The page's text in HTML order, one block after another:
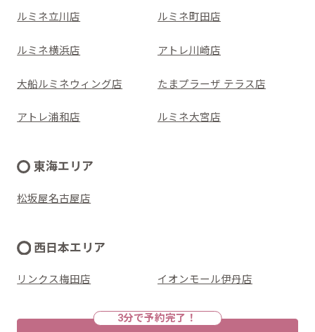
ルミネ立川店 ルミネ町田店
ルミネ横浜店 アトレ川崎店
大船ルミネウィング店 たまプラーザ テラス店
アトレ浦和店 ルミネ大宮店
東海エリア
松坂屋名古屋店
西日本エリア
リンクス梅田店 イオンモール伊丹店